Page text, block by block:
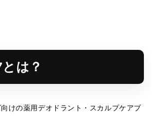
は？
けの薬用デオドラント・スカルプケアブ